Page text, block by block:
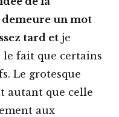
demeure un mot
tard et je
fait que certains
Le grotesque
autant que celle
aux